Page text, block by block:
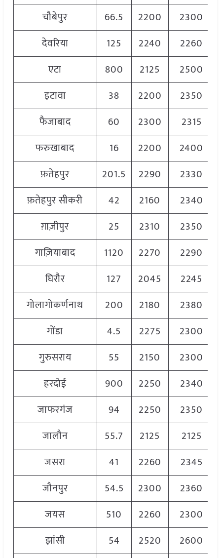
चौबेपुर 66.5 2200 2300
देवरिया
125 2240 2260
एटा
800 2125 2500
इटावा
38 2200 2350
फैजाबाद
60 2300
2315
फरुखाबाद
16 2200 2400
फ़तेहपुर
201.5 2290
2330
फ़तेहपुर सीकरी
42 2160 2340
ग़ाज़ीपुर
25 2310 2350
गाज़ियाबाद
1120 2270 2290
घिरौर
127 2045
2245
गोलागोकर्णनाथ
200 2180 2380
गोंडा
4.5 2275 2300
गुरुसराय
55 2150 2300
हरदोई
900 2250 2340
जाफरगंज
94 2250 2350
जालौन
55.7 2125
2125
जसरा
41 2260 2345
जौनपुर
54.5 2300 2360
जयस
510 2260 2300
झांसी
54 2520 2600